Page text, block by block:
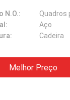
N.O.:
Quadros
Aço
Cadeira
Melhor Preço